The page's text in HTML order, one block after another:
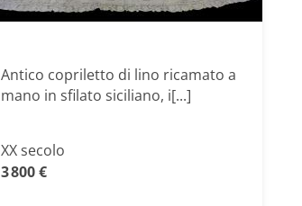
Antico copriletto di lino ricamato a
mano in sfilato siciliano, i[...]
XX secolo
3 800 €